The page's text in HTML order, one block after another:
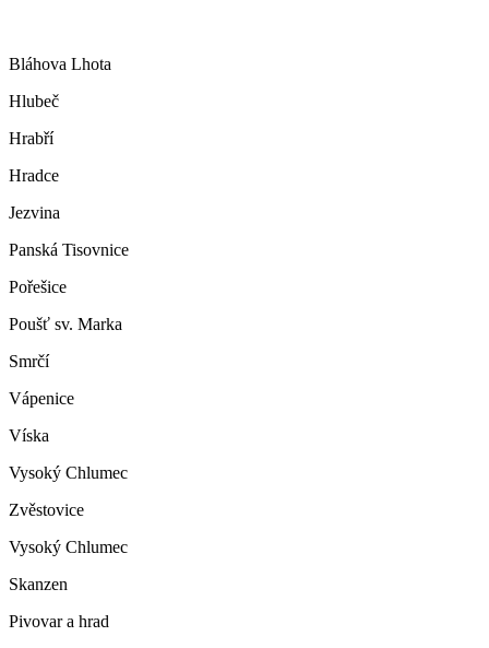
Bláhova Lhota
Hlubeč
Hrabří
Hradce
Jezvina
Panská Tisovnice
Pořešice
Poušť sv. Marka
Smrčí
Vápenice
Víska
Vysoký Chlumec
Zvěstovice
Vysoký Chlumec
Skanzen
Pivovar a hrad